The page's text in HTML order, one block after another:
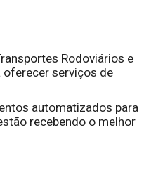
Rodoviários e
oferecer serviços de
automatizados para
recebendo o melhor